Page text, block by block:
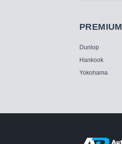
PREMIUM
Dunlop
Hankook
Yokohama